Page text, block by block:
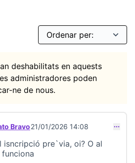
deshabilitats en aquests
administradores poden
ne de nous.
Bravo21/01/2026 14:08
isncripció pre`via, oi? O al